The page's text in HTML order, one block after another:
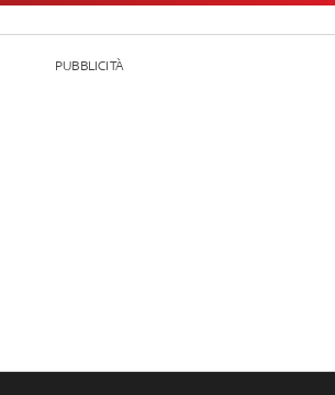
PUBBLICITÀ